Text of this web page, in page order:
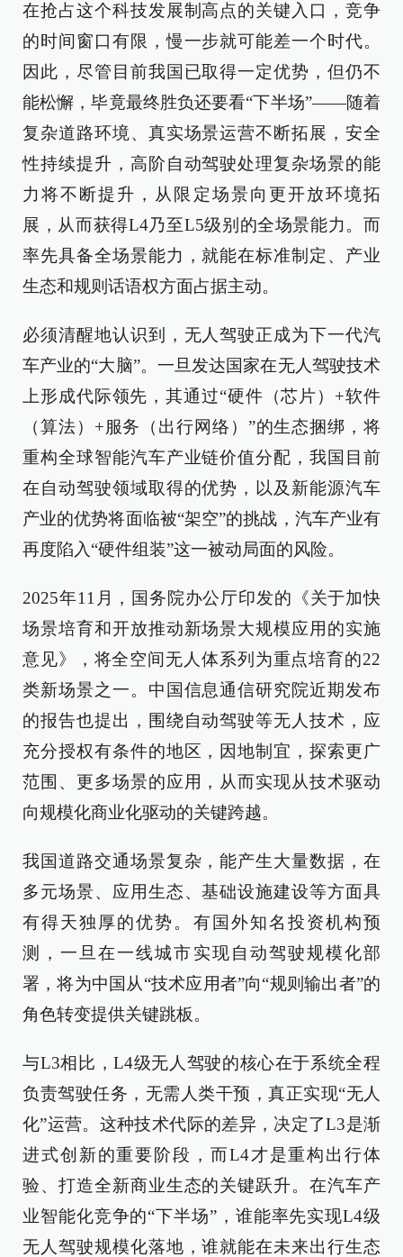
在抢占这个科技发展制高点的关键入口，竞争
的时间窗口有限，慢一步就可能差一个时代。
因此，尽管目前我国已取得一定优势，但仍不
能松懈，毕竟最终胜负还要看“下半场”——随着
复杂道路环境、真实场景运营不断拓展，安全
性持续提升，高阶自动驾驶处理复杂场景的能
力将不断提升，从限定场景向更开放环境拓
展，从而获得L4乃至L5级别的全场景能力。而
率先具备全场景能力，就能在标准制定、产业
生态和规则话语权方面占据主动。
必须清醒地认识到，无人驾驶正成为下一代汽
车产业的“大脑”。一旦发达国家在无人驾驶技术
上形成代际领先，其通过“硬件（芯片）+软件
（算法）+服务（出行网络）”的生态捆绑，将
重构全球智能汽车产业链价值分配，我国目前
在自动驾驶领域取得的优势，以及新能源汽车
产业的优势将面临被“架空”的挑战，汽车产业有
再度陷入“硬件组装”这一被动局面的风险。
2025年11月，国务院办公厅印发的《关于加快
场景培育和开放推动新场景大规模应用的实施
意见》，将全空间无人体系列为重点培育的22
类新场景之一。中国信息通信研究院近期发布
的报告也提出，围绕自动驾驶等无人技术，应
充分授权有条件的地区，因地制宜，探索更广
范围、更多场景的应用，从而实现从技术驱动
向规模化商业化驱动的关键跨越。
我国道路交通场景复杂，能产生大量数据，在
多元场景、应用生态、基础设施建设等方面具
有得天独厚的优势。有国外知名投资机构预
测，一旦在一线城市实现自动驾驶规模化部
署，将为中国从“技术应用者”向“规则输出者”的
角色转变提供关键跳板。
与L3相比，L4级无人驾驶的核心在于系统全程
负责驾驶任务，无需人类干预，真正实现“无人
化”运营。这种技术代际的差异，决定了L3是渐
进式创新的重要阶段，而L4才是重构出行体
验、打造全新商业生态的关键跃升。在汽车产
业智能化竞争的“下半场”，谁能率先实现L4级
无人驾驶规模化落地，谁就能在未来出行生态